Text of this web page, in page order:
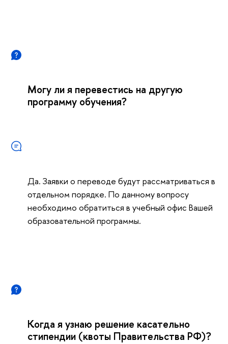
Могу ли я перевестись на другую
программу обучения?
Да. Заявки о переводе будут рассматриваться в
отдельном порядке. По данному вопросу
необходимо обратиться в учебный офис Вашей
образовательной программы.
Когда я узнаю решение касательно
стипендии (квоты Правительства РФ)?